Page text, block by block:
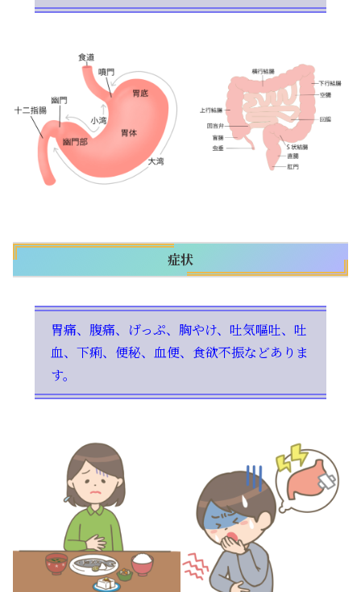
症状
胃痛、腹痛、げっぷ、胸やけ、吐気嘔吐、吐
血、下痢、便秘、血便、食欲不振などありま
す。